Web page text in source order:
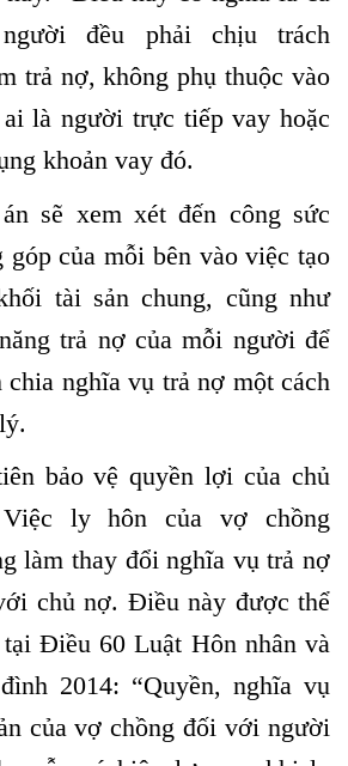
đều phải chịu trách
trả nợ, không phụ thuộc vào
là người trực tiếp vay hoặc
khoản vay đó.
sẽ xem xét đến công sức
góp của mỗi bên vào việc tạo
tài sản chung, cũng như
trả nợ của mỗi người để
chia nghĩa vụ trả nợ một cách
bảo vệ quyền lợi của chủ
ly hôn của vợ chồng
làm thay đổi nghĩa vụ trả nợ
chủ nợ. Điều này được thể
Điều 60 Luật Hôn nhân và
2014: “Quyền, nghĩa vụ
của vợ chồng đối với người